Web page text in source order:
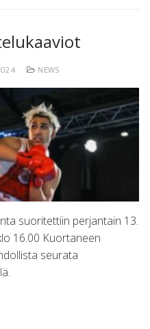
NEWS
suoritettiin perjantain 13.
16.00 Kuortaneen
seurata